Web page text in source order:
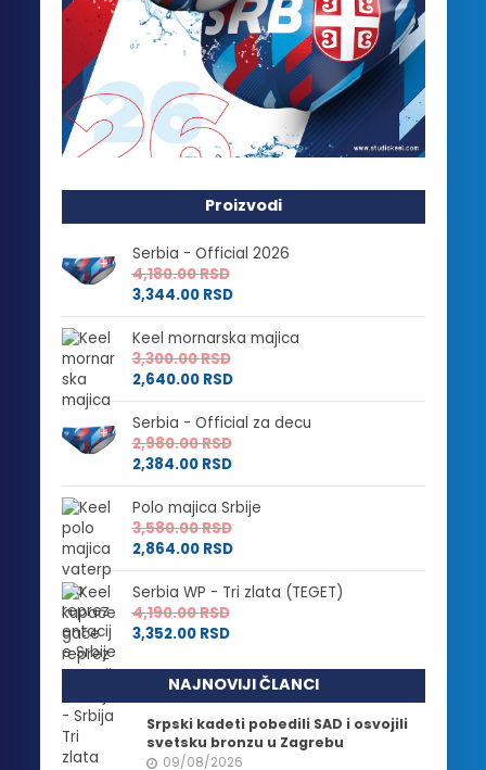
Proizvodi
Serbia - Official 2026
4,180.00RSD
3,344.00 RSD
Keel mornarska majica
3,300.00RSD
2,640.00 RSD
Serbia - Official za decu
2,980.00RSD
2,384.00 RSD
Polo majica Srbije
3,580.00RSD
2,864.00 RSD
Serbia WP - Tri zlata (TEGET)
4,190.00RSD
3,352.00 RSD
NAJNOVIJI ČLANCI
Srpski kadeti pobedili SAD i osvojili
svetsku bronzu u Zagrebu
09/08/2026